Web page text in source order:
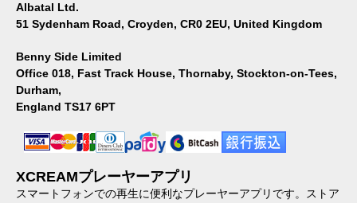
Albatal Ltd.
51 Sydenham Road, Croyden, CR0 2EU, United Kingdom
Benny Side Limited
Office 018, Fast Track House, Thornaby, Stockton-on-Tees,
Durham,
England TS17 6PT
XCREAMプレーヤーアプリ
スマートフォンでの再生に便利なプレーヤーアプリです。ストア